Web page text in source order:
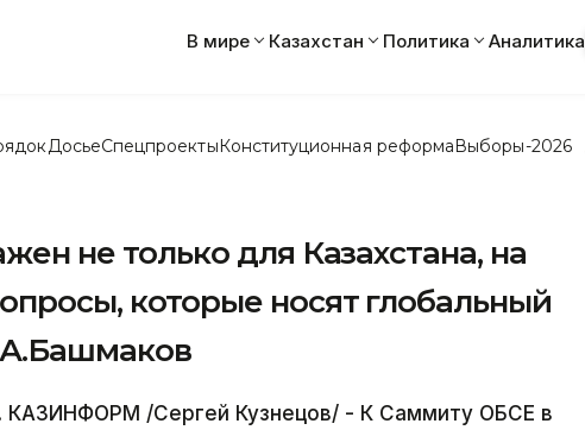
В мире Казахстан Политика Аналитика
ДосьеСпецпроектыКонституционная реформаВыборы-2026
не только для Казахстана, на
которые носят глобальный
А.Башмаков
/Сергей Кузнецов/ - К Саммиту ОБСЕ в